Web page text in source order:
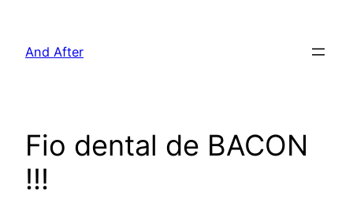
And After
Fio dental de BACON
!!!